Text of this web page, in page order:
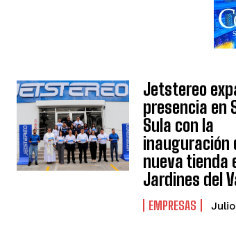
Jetstereo
presencia en
Sula con la
inauguración
nueva tienda
Jardines del
EMPRESAS